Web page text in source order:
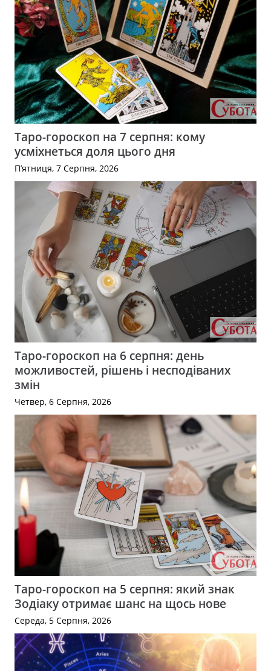
Таро-гороскоп на 7 серпня: кому
усміхнеться доля цього дня
П’ятниця, 7 Серпня, 2026
Таро-гороскоп на 6 серпня: день
можливостей, рішень і несподіваних
змін
Четвер, 6 Серпня, 2026
Таро-гороскоп на 5 серпня: який знак
Зодіаку отримає шанс на щось нове
Середа, 5 Серпня, 2026